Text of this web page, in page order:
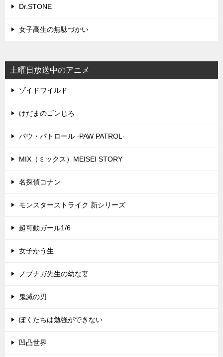
Dr.STONE
女子高生の無駄づかい
土曜日放送中のアニメ
ゾイドワイルド
けだまのゴンじろ
パウ・パトロール -PAW PATROL-
MIX（ミックス）MEISEI STORY
名探偵コナン
モンスターストライク 新シリーズ
超可動ガール1/6
女子かう生
ノブナガ先生の幼な妻
鬼滅の刃
ぼくたちは勉強ができない
凹凸世界